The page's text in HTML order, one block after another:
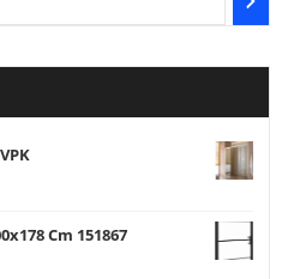
Cm 151867